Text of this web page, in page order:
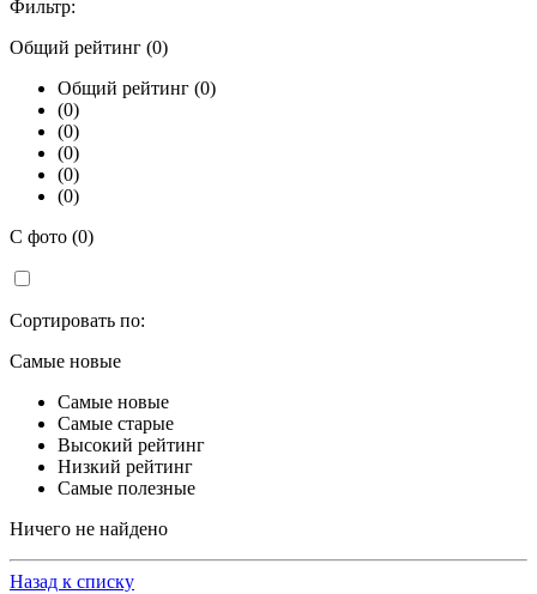
Фильтр:
Общий рейтинг (0)
Общий рейтинг (0)
(0)
(0)
(0)
(0)
(0)
С фото (0)
Сортировать по:
Самые новые
Самые новые
Самые старые
Высокий рейтинг
Низкий рейтинг
Самые полезные
Ничего не найдено
Назад к списку